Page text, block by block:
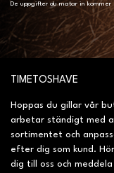
De uppgifter du matar in
TIMETOSHAVE
Hoppas du gillar vår
arbetar ständigt med
sortimentet och
efter dig som kund.
dig till oss och